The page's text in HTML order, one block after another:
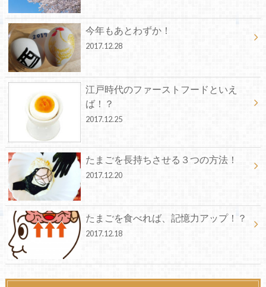
今年もあとわずか！
2017.12.28
江戸時代のファーストフードといえ
ば！？
2017.12.25
たまごを長持ちさせる３つの方法！
2017.12.20
たまごを食べれば、記憶力アップ！？
2017.12.18